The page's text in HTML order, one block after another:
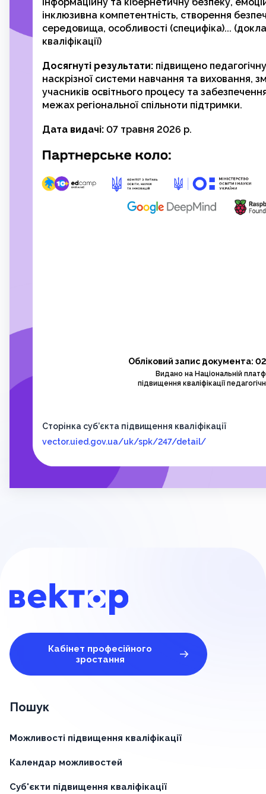
інклюзивна компетентність, створення
середовища, особливості (специфіка)...
кваліфікації)
Досягнуті результати: підвищено
наскрізної системи навчання та виховання,
учасників освітнього процесу та
межах регіональної спільноти підтримки.
Дата видачі: 07 травня 2026 р.
Обліковий запис документа:
Видано на Національній
підвищення кваліфікації
Сторінка суб’єкта підвищення кваліфікації
vector.uied.gov.ua/uk/spk/247/detail/
Кабінет професійного
зростання
Пошук
Можливості підвищення кваліфікації
Календар можливостей
Суб'єкти підвищення кваліфікації